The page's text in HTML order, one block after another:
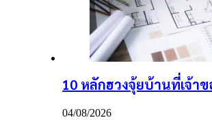
10 หลักฮวงจุ้ยบ้านที่เจ้า
04/08/2026